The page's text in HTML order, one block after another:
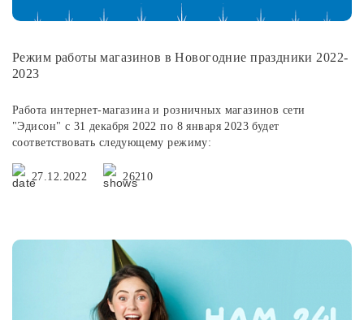
Режим работы магазинов в Новогодние праздники 2022-
2023
Работа интернет-магазина и розничных магазинов сети
"Эдисон" с 31 декабря 2022 по 8 января 2023 будет
соответствовать следующему режиму:
27.12.2022 26210